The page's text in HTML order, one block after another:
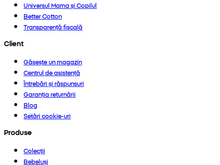
Universul Mama și Copilul
Better Cotton
Transparență fiscală
Client
Găsește un magazin
Centrul de asistență
Întrebări și răspunsuri
Garanția returnării
Blog
Setări cookie-uri
Produse
Colecții
Bebeluși